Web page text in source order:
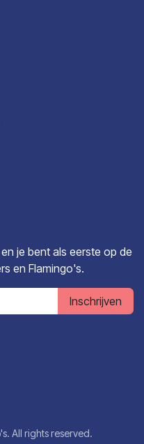
je bent als eerste op de
en Flamingo's.
Inschrijven
All rights reserved.